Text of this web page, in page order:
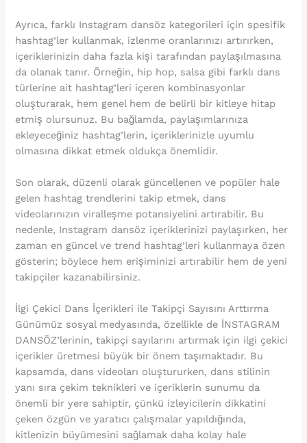
Ayrıca, farklı Instagram dansöz kategorileri için spesifik
hashtag’ler kullanmak, izlenme oranlarınızı artırırken,
içeriklerinizin daha fazla kişi tarafından paylaşılmasına
da olanak tanır. Örneğin, hip hop, salsa gibi farklı dans
türlerine ait hashtag’leri içeren kombinasyonlar
oluşturarak, hem genel hem de belirli bir kitleye hitap
etmiş olursunuz. Bu bağlamda, paylaşımlarınıza
ekleyeceğiniz hashtag’lerin, içeriklerinizle uyumlu
olmasına dikkat etmek oldukça önemlidir.
Son olarak, düzenli olarak güncellenen ve popüler hale
gelen hashtag trendlerini takip etmek, dans
videolarınızın viralleşme potansiyelini artırabilir. Bu
nedenle, Instagram dansöz içeriklerinizi paylaşırken, her
zaman en güncel ve trend hashtag’leri kullanmaya özen
gösterin; böylece hem erişiminizi artırabilir hem de yeni
takipçiler kazanabilirsiniz.
İlgi Çekici Dans İçerikleri ile Takipçi Sayısını Arttırma
Günümüz sosyal medyasında, özellikle de İNSTAGRAM
DANSÖZ’lerinin, takipçi sayılarını artırmak için ilgi çekici
içerikler üretmesi büyük bir önem taşımaktadır. Bu
kapsamda, dans videoları oluştururken, dans stilinin
yanı sıra çekim teknikleri ve içeriklerin sunumu da
önemli bir yere sahiptir, çünkü izleyicilerin dikkatini
çeken özgün ve yaratıcı çalışmalar yapıldığında,
kitlenizin büyümesini sağlamak daha kolay hale